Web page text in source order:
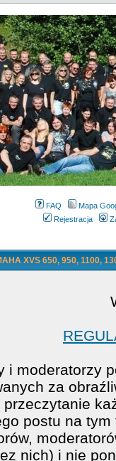
FAQ
Mapa
Rejestracja
XVS 650, 950, 1100,
i moderatorzy
za
przeczytanie
postu na
nich) i nie